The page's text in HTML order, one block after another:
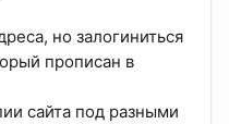
но залогиниться
прописан в
сайта под разными